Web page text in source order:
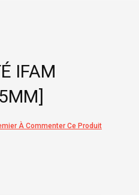
IFAM
À Commenter Ce Produit